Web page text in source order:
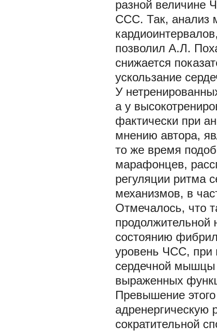
разной величине
ССС. Так, анализ
позволил А.Л.
снижается
ускользание
У
а у
фактически при
мнению автора,
то же время
марафонцев,
регуляции ритма
механизмов, в
Отмечалось, что
продолжительной
состоянию
уровень ЧСС, при
сердечной мышцы
выраженных
Превышение
адренергическую
сократительной